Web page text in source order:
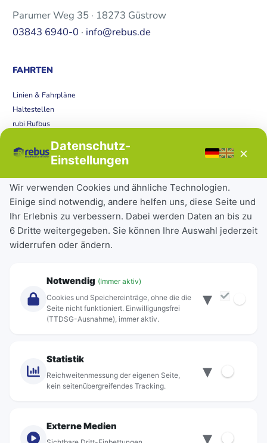
Parumer Weg 35 · 18273 Güstrow
03843 6940-0 · info@rebus.de
FAHRTEN
Linien & Fahrpläne
Haltestellen
rubi Rufbus
Störungen
Tickets & Tarife
Deutschlandticket
Schülerkarte
Einzeltickets
Abonnements
Über Rebus
Standorte
Datenschutz-
Einstellungen
×
Wir verwenden Cookies und ähnliche Technologien.
Einige sind notwendig, andere helfen uns, diese Seite und
Ihr Erlebnis zu verbessern. Dabei werden Daten an bis zu
6 Dritte weitergegeben. Sie können Ihre Auswahl jederzeit
widerrufen oder ändern.
Notwendig (Immer aktiv)
Cookies und Speichereinträge, ohne die die
Seite nicht funktioniert. Einwilligungsfrei
(TTDSG-Ausnahme), immer aktiv.
▾
Statistik
Reichweitenmessung der eigenen Seite,
kein seitenübergreifendes Tracking.
▾
Externe Medien
▾